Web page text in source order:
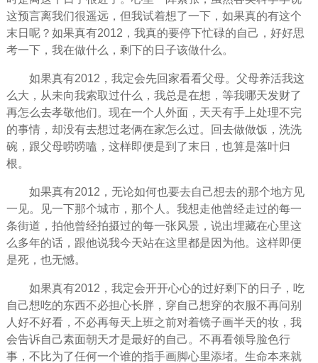
这预言离我们很遥远，但我试着想了一下，如果真的有这个
末日呢？如果真有2012，我真的要停下忙碌的自己，好好思
考一下，我在做什么，剩下的日子该做什么。
如果真有2012，我定会先回家看看父母。父母养活我这
么大，从未向我索取过什么，我总是在想，等我哪天发财了
再怎么去孝敬他们。现在一个人外面，天天有手上处理不完
的事情，却没有去想过老俩在家怎么过。回去做做饭，洗洗
碗，跟父母唠唠嗑，这样即便是到了末日，也算是落叶归
根。
如果真有2012，无论如何也要去自己想去的那个地方见
一见。见一下那个城市，那个人。我想走他曾经走过的每一
条街道，拍他曾经拍摄过的每一张风景，说出埋藏在心里这
么多年的话，跟他说我今天站在这里都是因为他。这样即便
是死，也无憾。
如果真有2012，我定会开开心心的过好剩下的日子，吃
自己想吃的东西不必担心长胖，穿自己想穿的衣服不再问别
人好不好看，不必再每天上班之前对着镜子画半天的妆，我
会告诉自己素面朝天才是最好的自己。不再看领导脸色行
事，不比为了任何一个谁的指手画脚心里添堵。生命本来就